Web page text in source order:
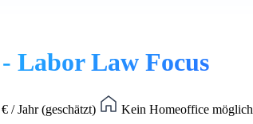
Labor Law Focus
/ Jahr (geschätzt)
Kein Homeoffice möglich